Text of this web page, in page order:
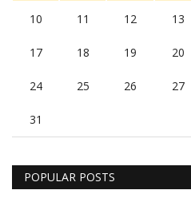
10 11 12 13
17 18 19 20
24 25 26 27
31
POPULAR POSTS